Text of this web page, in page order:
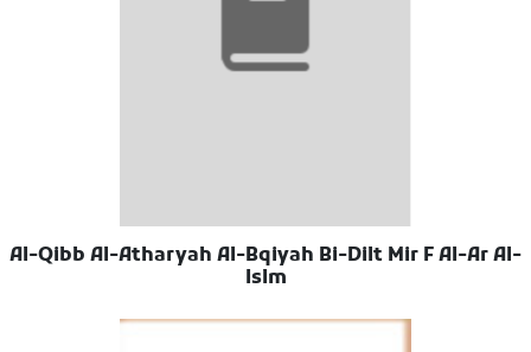
Al-Qibb Al-Atharyah Al-Bqiyah Bi-Dilt Mir F Al-Ar Al-
Islm